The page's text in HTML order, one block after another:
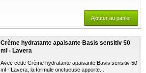
Ajouter au panier
Crème hydratante apaisante Basis sensitiv 50
ml - Lavera
Avec cette Crème hydratante apaisante Basis sensitiv 50
ml - Lavera, la formule onctueuse apporte...